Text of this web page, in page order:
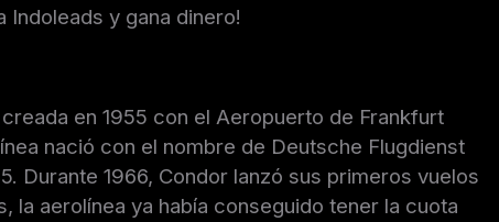
Indoleads y gana dinero!
en 1955 con el Aeropuerto de Frankfurt
nació con el nombre de Deutsche Flugdienst
Durante 1966, Condor lanzó sus primeros vuelos
la aerolínea ya había conseguido tener la cuota